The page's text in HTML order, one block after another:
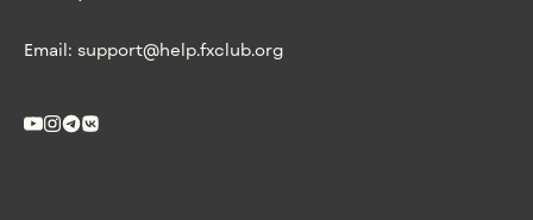
Email: support@help.fxclub.org